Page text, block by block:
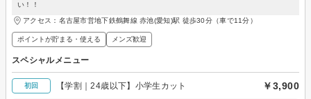
い！！
アクセス：名古屋市営地下鉄鶴舞線 赤池(愛知)駅 徒歩30分（車で11分）
ポイントが貯まる・使える メンズ歓迎
スペシャルメニュー
初回 【学割｜24歳以下】小学生カット ￥3,900